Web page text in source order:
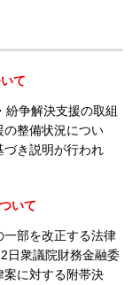
て
紛争解決支援の取組
の整備状況につい
づき説明が行われ
いて
部を改正する法律
日衆議院財務金融委
に対する附帯決